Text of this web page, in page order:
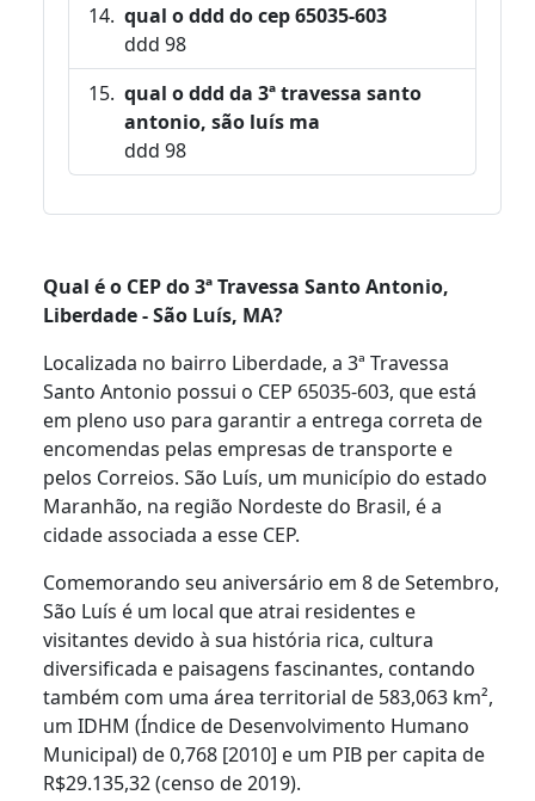
qual o ddd do cep 65035-603
ddd 98
qual o ddd da 3ª travessa santo
antonio, são luís ma
ddd 98
Qual é o CEP do 3ª Travessa Santo Antonio,
Liberdade - São Luís, MA?
Localizada no bairro Liberdade, a 3ª Travessa
Santo Antonio possui o CEP 65035-603, que está
em pleno uso para garantir a entrega correta de
encomendas pelas empresas de transporte e
pelos Correios. São Luís, um município do estado
Maranhão, na região Nordeste do Brasil, é a
cidade associada a esse CEP.
Comemorando seu aniversário em 8 de Setembro,
São Luís é um local que atrai residentes e
visitantes devido à sua história rica, cultura
diversificada e paisagens fascinantes, contando
também com uma área territorial de 583,063 km²,
um IDHM (Índice de Desenvolvimento Humano
Municipal) de 0,768 [2010] e um PIB per capita de
R$29.135,32 (censo de 2019).